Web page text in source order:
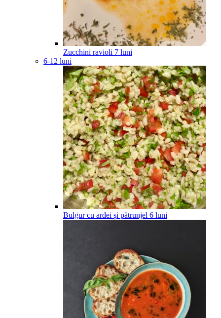
Zucchini ravioli 7 luni
6-12 luni
Bulgur cu ardei și pătrunjel 6 luni